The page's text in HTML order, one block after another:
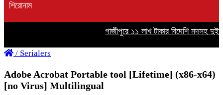
শিরোনাম
গাজীপুরে ১১ লাখ টাকার বিদেশি মদসহ
/ Serialers
Adobe Acrobat Portable tool [Lifetime] (x86-x64)
[no Virus] Multilingual